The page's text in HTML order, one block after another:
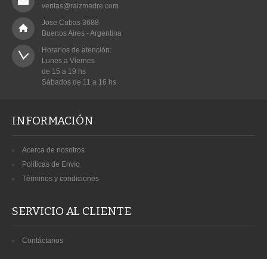
ventas@raizmadre.com
Jose Cubas 3688
Buenos Aires - Argentina
Horarios de atención:
Lunes a Viernes
de 15 a 19 hs
Sábados de 11 a 16 hs
INFORMACIÓN
Acerca de nosotros
Políticas de Envío
Términos y condiciones
SERVICIO AL CLIENTE
Contáctanos